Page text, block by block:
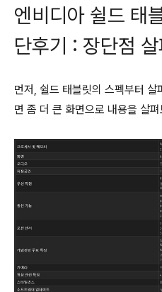
엔비디아 쉴드 태
단후기 : 장단점 살
먼저, 쉴드 태블릿의 스펙부터
면 좀 더 큰 화면으로 내용을 살